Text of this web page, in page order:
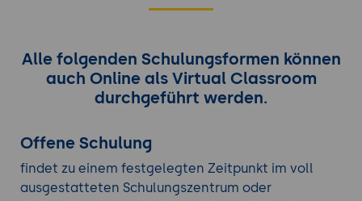
Alle folgenden Schulungsformen können
auch Online als Virtual Classroom
durchgeführt werden.
Offene Schulung
findet zu einem festgelegten Zeitpunkt im voll
ausgestatteten Schulungszentrum oder